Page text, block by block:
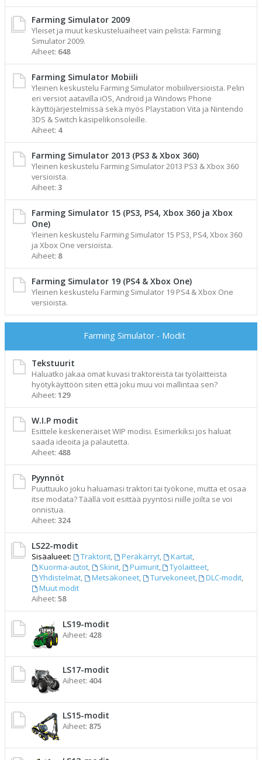
Farming Simulator 2009
Yleiset ja muut keskusteluaiheet vain pelistä: Farming
Simulator 2009.
Aiheet: 648
Farming Simulator Mobiili
Yleinen keskustelu Farming Simulator mobiiliversioista. Pelin
eri versiot aatavilla iOS, Android ja Windows Phone
käyttöjärjestelmissä sekä myös Playstation Vita ja Nintendo
3DS & Switch käsipelikonsoleille.
Aiheet: 4
Farming Simulator 2013 (PS3 & Xbox 360)
Yleinen keskustelu Farming Simulator 2013 PS3 & Xbox 360
versioista.
Aiheet: 3
Farming Simulator 15 (PS3, PS4, Xbox 360 ja Xbox
One)
Yleinen keskustelu Farming Simulator 15 PS3, PS4, Xbox 360
ja Xbox One versioista.
Aiheet: 8
Farming Simulator 19 (PS4 & Xbox One)
Yleinen keskustelu Farming Simulator 19 PS4 & Xbox One
versioista.
Farming Simulator - Modit
Tekstuurit
Haluatko jakaa omat kuvasi traktoreista tai työlaitteista
hyötykäyttöön siten että joku muu voi mallintaa sen?
Aiheet: 129
W.I.P modit
Esittele keskeneräiset WIP modisi. Esimerkiksi jos haluat
saada ideoita ja palautetta.
Aiheet: 488
Pyynnöt
Puuttuuko joku haluamasi traktori tai työkone, mutta et osaa
itse modata? Täällä voit esittää pyyntösi niille joilta se voi
onnistua.
Aiheet: 324
LS22-modit
Sisäalueet: Traktorit, Peräkärryt, Kartat,
Kuorma-autot, Skinit, Puimurit, Työlaitteet,
Yhdistelmät, Metsäkoneet, Turvekoneet, DLC-modit,
Muut modit
Aiheet: 58
LS19-modit
Aiheet: 428
LS17-modit
Aiheet: 404
LS15-modit
Aiheet: 875